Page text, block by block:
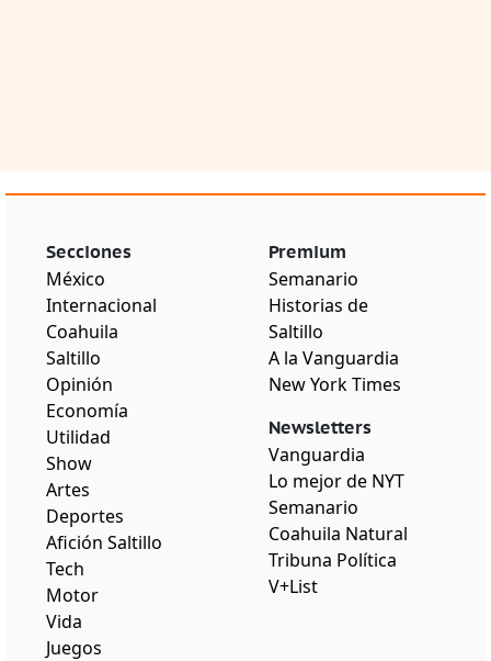
Secciones
México
Internacional
Coahuila
Saltillo
Opinión
Economía
Utilidad
Show
Artes
Deportes
Afición Saltillo
Tech
Motor
Vida
Juegos
Premium
Semanario
Historias de
Saltillo
A la Vanguardia
New York Times
Newsletters
Vanguardia
Lo mejor de NYT
Semanario
Coahuila Natural
Tribuna Política
V+List